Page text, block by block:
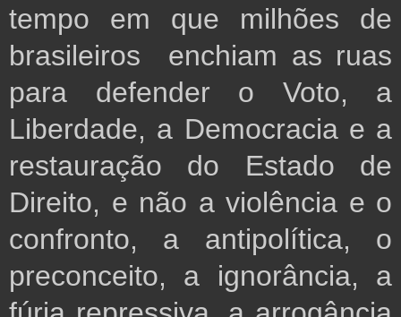
tempo em que milhões de
brasileiros enchiam as ruas
para defender o Voto, a
Liberdade, a Democracia e a
restauração do Estado de
Direito, e não a violência e o
confronto, a antipolítica, o
preconceito, a ignorância, a